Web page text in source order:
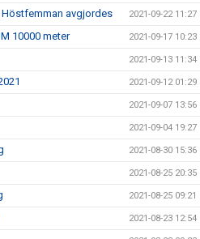
avgjordes 2021-09-22 11:27
10000 meter 2021-09-17 10:23
2021-09-13 11:34
2021-09-12 01:29
2021-09-07 13:56
2021-09-04 19:27
2021-08-30 15:36
2021-08-25 20:35
2021-08-25 09:21
2021-08-23 12:54